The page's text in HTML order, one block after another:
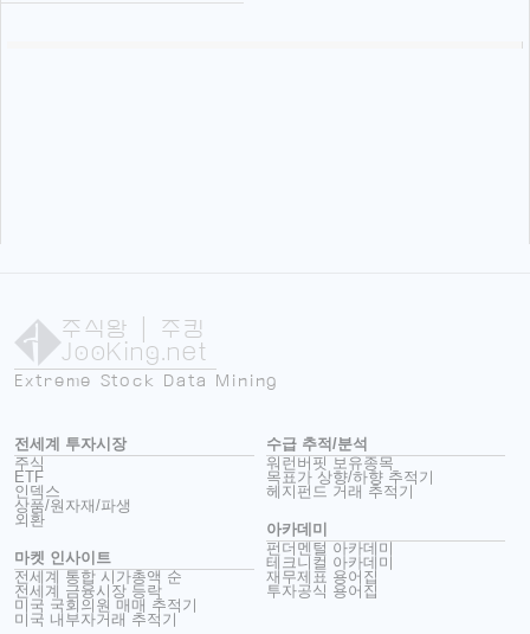
주식왕 | 주킹
JooKing.net
Extreme Stock Data Mining
전세계 투자시장
주식
ETF
인덱스
상품/원자재/파생
외환
마켓 인사이트
전세계 통합 시가총액 순
전세계 금융시장 등락
미국 국회의원 매매 추적기
미국 내부자거래 추적기
수급 추적/분석
워런버핏 보유종목
목표가 상향/하향 추적기
헤지펀드 거래 추적기
아카데미
펀더멘털 아카데미
테크니컬 아카데미
재무제표 용어집
투자공식 용어집